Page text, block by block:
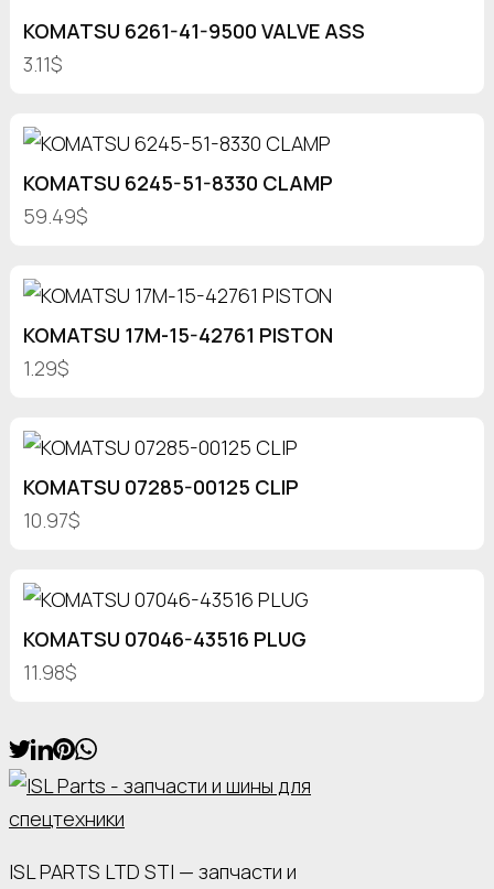
KOMATSU 6261-41-9500 VALVE ASS
3.11$
KOMATSU 6245-51-8330 CLAMP
59.49$
KOMATSU 17M-15-42761 PISTON
1.29$
KOMATSU 07285-00125 CLIP
10.97$
KOMATSU 07046-43516 PLUG
11.98$
ISL PARTS LTD STI — запчасти и